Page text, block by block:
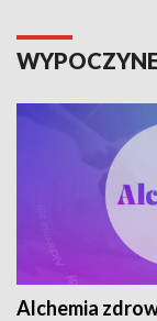
Alchemia